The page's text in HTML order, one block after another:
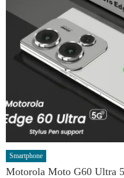
Smartphone
Motorola Moto G60 Ultra